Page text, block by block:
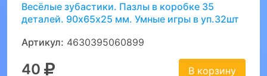
Весёлые зубастики. Пазлы в коробке 35
деталей. 90х65х25 мм. Умные игры в уп.32шт
Артикул: 4630395060899
40 В корзину